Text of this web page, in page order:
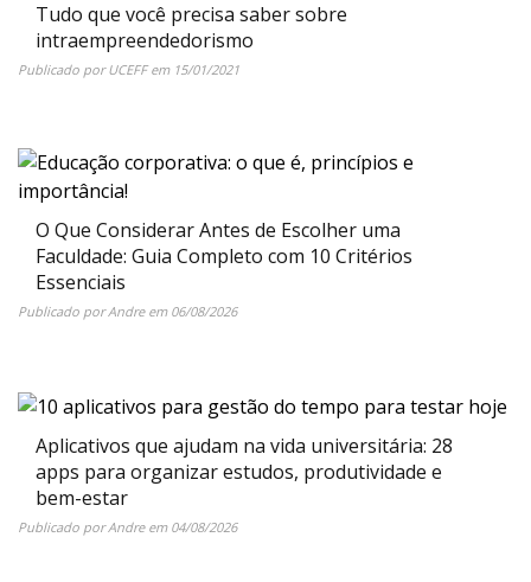
Tudo que você precisa saber sobre
intraempreendedorismo
Publicado porUCEFFem 15/01/2021
O Que Considerar Antes de Escolher uma
Faculdade: Guia Completo com 10 Critérios
Essenciais
Publicado porAndreem 06/08/2026
Aplicativos que ajudam na vida universitária: 28
apps para organizar estudos, produtividade e
bem-estar
Publicado porAndreem 04/08/2026